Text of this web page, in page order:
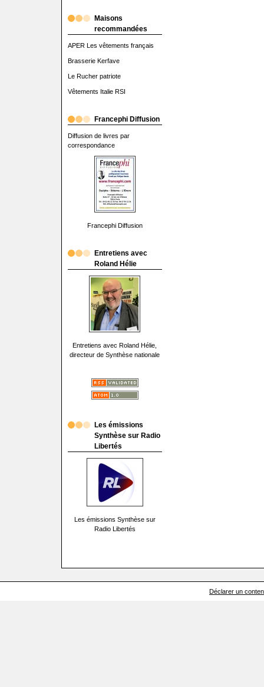
Maisons
recommandées
APER Les vêtements français
Brasserie Kerfave
Le Rucher patriote
Vêtements Italie RSI
Francephi Diffusion
Diffusion de livres par
correspondance
Francephi Diffusion
Entretiens avec
Roland Hélie
Entretiens avec Roland Hélie,
directeur de Synthèse nationale
Les émissions
Synthèse sur Radio
Libertés
Les émissions Synthèse sur
Radio Libertés
Déclarer un